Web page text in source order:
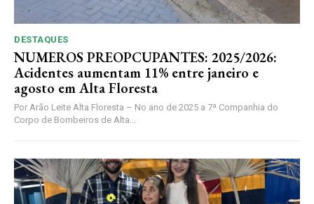
DESTAQUES
NUMEROS PREOPCUPANTES: 2025/2026:
Acidentes aumentam 11% entre janeiro e
agosto em Alta Floresta
Por Arão Leite Alta Floresta – No ano de 2025 a 7ª Companhia do
Corpo de Bombeiros de Alta...